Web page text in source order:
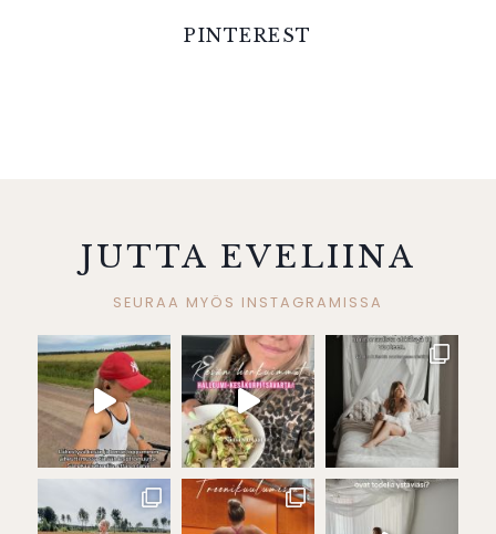
PINTEREST
JUTTA EVELIINA
SEURAA MYÖS INSTAGRAMISSA